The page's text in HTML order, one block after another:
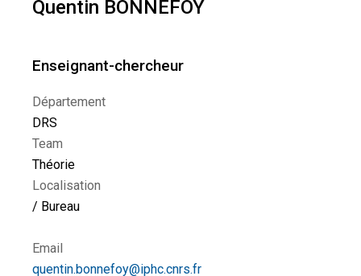
Quentin BONNEFOY
Enseignant-chercheur
Département
DRS
Team
Théorie
Localisation
/ Bureau
Email
quentin.bonnefoy@iphc.cnrs.fr